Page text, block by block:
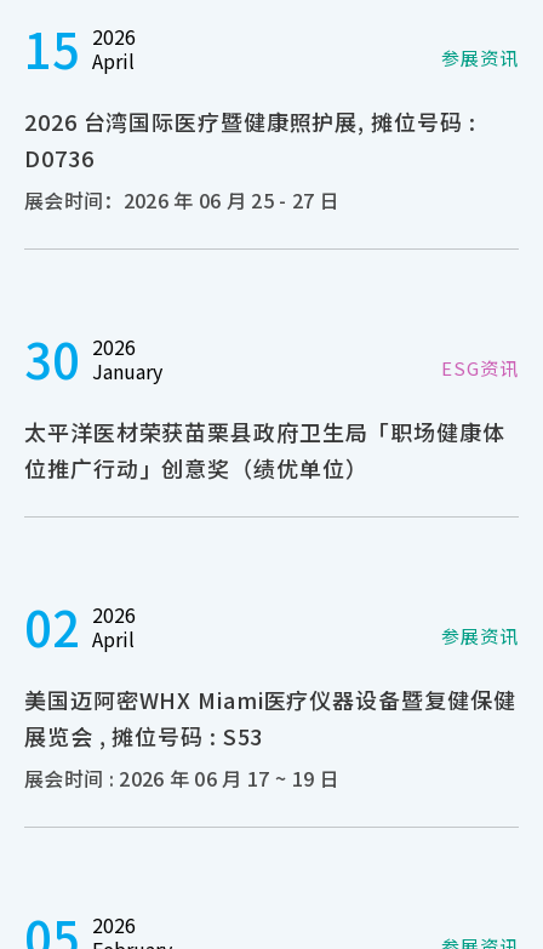
15 2026
April
参展资讯
2026 台湾国际医疗暨健康照护展, 摊位号码 :
D0736
展会时间：2026 年 06 月 25 - 27 日
30 2026
January
ESG资讯
太平洋医材荣获苗栗县政府卫生局「职场健康体
位推广行动」创意奖（绩优单位）
02 2026
April
参展资讯
美国迈阿密WHX Miami医疗仪器设备暨复健保健
展览会 , 摊位号码 : S53
展会时间 : 2026 年 06 月 17 ~ 19 日
2026